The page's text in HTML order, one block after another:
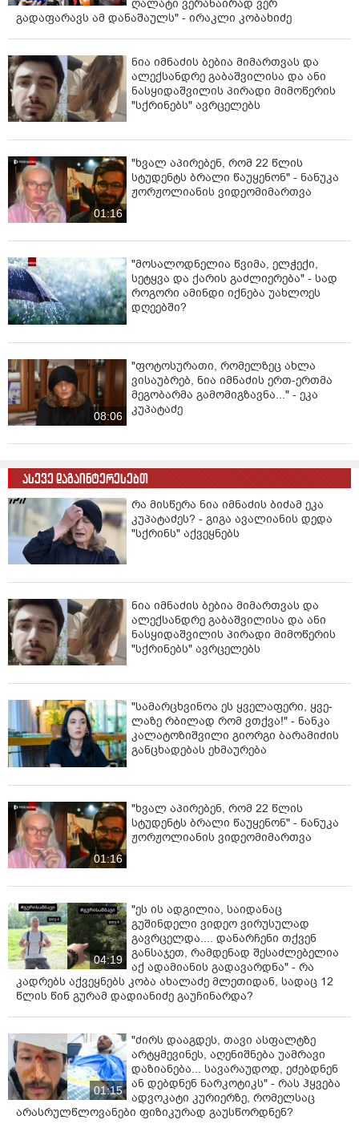
ღალატი ვერანაირად ვერ
გადაფარავს ამ დანაშაულს" - ირაკლი კობახიძე
ნია იმნაძის ბებია მიმართვას და
ალექსანდრე გაბაშვილისა და ანი
ნასყიდაშვილის პირადი მიმოწერის
"სქრინებს" ავრცელებს
01:16
"ხვალ აპირებენ, რომ 22 წლის
სტუდენტს ბრალი წაუყენონ" - ნანუკა
ჟორჟოლიანის ვიდეომიმართვა
"მოსალოდნელია წვიმა, ელჭექი,
სეტყვა და ქარის გაძლიერება" - სად
როგორი ამინდი იქნება უახლოეს
დღეებში?
08:06
"ფოტოსურათი, რომელზეც ახლა
ვისაუბრებ, ნია იმნაძის ერთ-ერთმა
მეგობარმა გამომიგზავნა..." - ეკა
კუპატაძე
ასევე დაგაინტერესებთ
რა მისწერა ნია იმნაძის ბიძამ ეკა
კუპატაძეს? - გიგა ავალიანის დედა
"სქრინს" აქვეყნებს
ნია იმნაძის ბებია მიმართვას და
ალექსანდრე გაბაშვილისა და ანი
ნასყიდაშვილის პირადი მიმოწერის
"სქრინებს" ავრცელებს
"სა­მარ­ცხვი­ნოა ეს ყვე­ლა­ფე­რი, ყვე­
ლა­ზე რბი­ლად რომ ვთქვა!" - ნანკა
კალატოზიშვილი გიორგი ბარამიძის
განცხადებას ეხმაურება
01:16
"ხვალ აპირებენ, რომ 22 წლის
სტუდენტს ბრალი წაუყენონ" - ნანუკა
ჟორჟოლიანის ვიდეომიმართვა
04:19
"ეს ის ადგილია, საიდანაც
გუშინდელი ვიდეო ვირუსულად
გავრცელდა.... დანარჩენი თქვენ
განსაჯეთ, რამდენად შესაძლებელია
აქ ადამიანის გადავარდნა" - რა
კადრებს აქვეყნებს კობა ახალაძე მლეთიდან, სადაც 12
წლის წინ გურამ დადიანიძე გაუჩინარდა?
01:15
"ძირს დააგდეს, თავი ასფალტზე
არტყმევინეს, აღენიშნება უამრავი
დაზიანება... სავარაუდოდ, ეძებდნენ
ან დებდნენ ნარკოტიკს" - რას ჰყვება
ადვოკატი კურიერზე, რომელსაც
არასრულწლოვანები ფიზიკურად გაუსწორდნენ?